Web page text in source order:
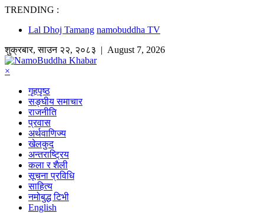
TRENDING :
Lal Dhoj Tamang namobuddha TV
शुक्रबार,साउन २२, २०८३ | August 7, 2026
×
गृहपृष्ठ
सङ्घीय समाचार
राजनीति
प्रवास
अर्थवाणिज्य
खेलकुद
अन्तराष्ट्रिय
कला र शैली
सूचना प्रविधि
साहित्य
नमोबुद्ध टिभी
English